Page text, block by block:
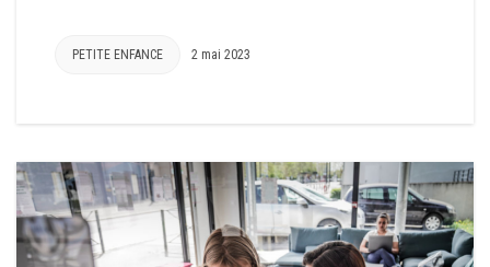
PETITE ENFANCE 2 mai 2023